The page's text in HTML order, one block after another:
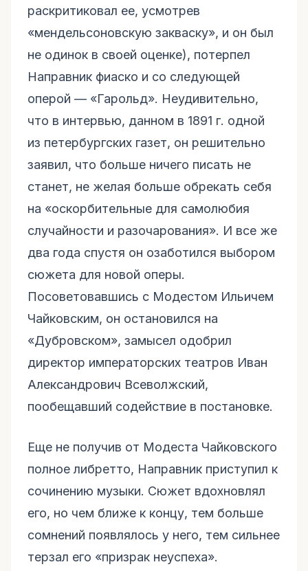
раскритиковал ее, усмотрев
«мендельсоновскую закваску», и он был
не одинок в своей оценке), потерпел
Направник фиаско и со следующей
оперой — «Гарольд». Неудивительно,
что в интервью, данном в 1891 г. одной
из петербургских газет, он решительно
заявил, что больше ничего писать не
станет, не желая больше обрекать себя
на «оскорбительные для самолюбия
случайности и разочарования». И все же
два года спустя он озаботился выбором
сюжета для новой оперы.
Посоветовавшись с Модестом Ильичем
Чайковским, он остановился на
«Дубровском», замысел одобрил
директор императорских театров Иван
Александрович Всеволжский,
пообещавший содействие в постановке.
Еще не получив от Модеста Чайковского
полное либретто, Направник приступил к
сочинению музыки. Сюжет вдохновлял
его, но чем ближе к концу, тем больше
сомнений появлялось у него, тем сильнее
терзал его «призрак неуспеха».